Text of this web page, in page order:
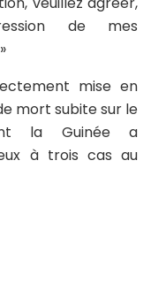
de mes
mise en
mort subite sur le
la Guinée a
à trois cas au